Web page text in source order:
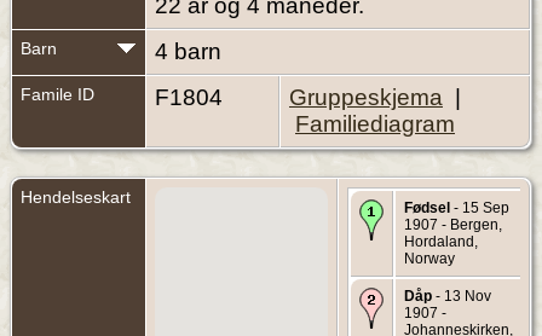
22 år og 4 måneder.
Barn 4 barn
Famile ID F1804 Gruppeskjema
Familiediagram
Hendelseskart
Fødsel - 15 Sep
1907 - Bergen,
Hordaland,
Norway
Dåp - 13 Nov
1907 -
Johanneskirken,